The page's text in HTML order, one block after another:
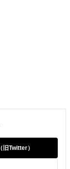
旧Twitter）